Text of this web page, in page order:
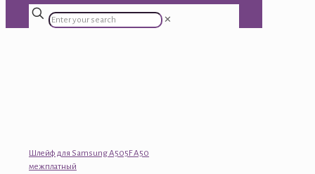
✕
Шлейф для Samsung A505F A50
межплатный